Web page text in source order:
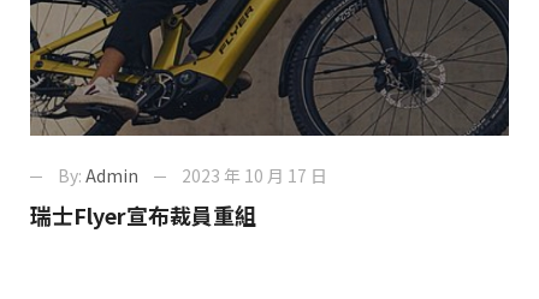
By: Admin 2023 年 10 月 17 日
瑞士Flyer宣布裁員重組